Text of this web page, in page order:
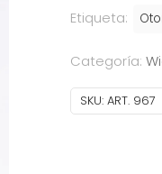
Arena
Recorte
y
Roturas
Etiqueta:
Categoría:
SKU:ART. 967